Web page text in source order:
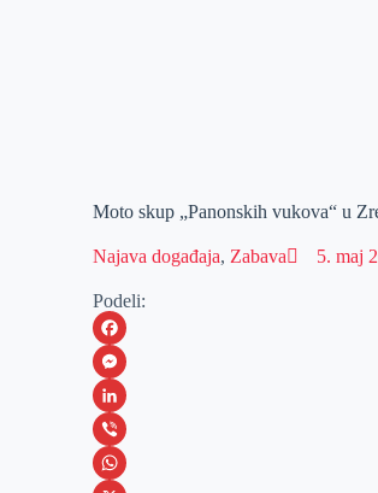
Moto skup „Panonskih vukova“ u
Najava događaja, Zabava 5. maj
Podeli:
F
a
c
e
M
e
s
L
iV